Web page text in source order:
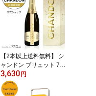
ル750ml 【正規公式店】
(シャンパン 白 ロゼ ブリ
ュット 辛口) 誕生日 結婚
祝い 母の日 ギフト ／ M
OET&CHANDON MOET
IMPERIAL/ROSE IMPER
IAL
【2本以上送料無料】 シ
ャンドン ブリュット 750
ml 限定デザインギフトボ
ックス入り (スパークリ
ングワイン 辛口) ／ CH
3,630 円